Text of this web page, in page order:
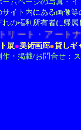
サイト内にある画像
れの権利所有者に帰属
ト・アートナビ
展●美術画廊●貸しギ
作・掲載/お問合せ：